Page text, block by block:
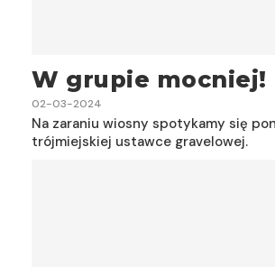
W grupie mocniej!
02-03-2024
Na zaraniu wiosny spotykamy się
trójmiejskiej ustawce gravelowej.